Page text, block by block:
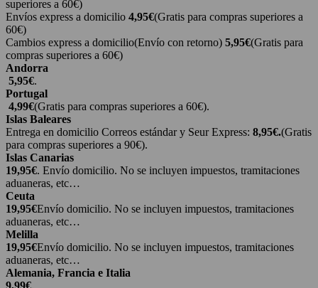
superiores a 60€)
Envíos express a domicilio 4,95€(Gratis para compras superiores a
60€)
Cambios express a domicilio(Envío con retorno) 5,95€(Gratis para
compras superiores a 60€)
Andorra
5,95€.
Portugal
4,99€(Gratis para compras superiores a 60€).
Islas Baleares
Entrega en domicilio Correos estándar y Seur Express: 8,95€.(Gratis
para compras superiores a 90€).
Islas Canarias
19,95€. Envío domicilio. No se incluyen impuestos, tramitaciones
aduaneras, etc…
Ceuta
19,95€Envío domicilio. No se incluyen impuestos, tramitaciones
aduaneras, etc…
Melilla
19,95€Envío domicilio. No se incluyen impuestos, tramitaciones
aduaneras, etc…
Alemania, Francia e Italia
9,99€.